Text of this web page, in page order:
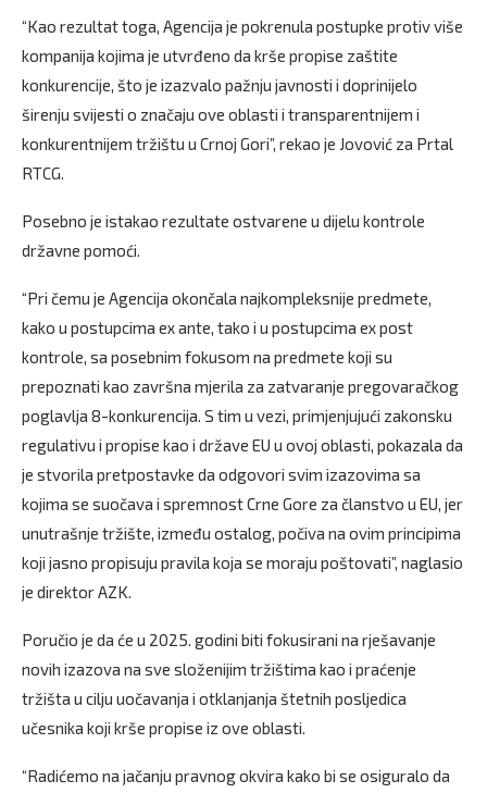
“Kao rezultat toga, Agencija je pokrenula postupke protiv više
kompanija kojima je utvrđeno da krše propise zaštite
konkurencije, što je izazvalo pažnju javnosti i doprinijelo
širenju svijesti o značaju ove oblasti i transparentnijem i
konkurentnijem tržištu u Crnoj Gori”, rekao je Jovović za Prtal
RTCG.
Posebno je istakao rezultate ostvarene u dijelu kontrole
državne pomoći.
“Pri čemu je Agencija okončala najkompleksnije predmete,
kako u postupcima ex ante, tako i u postupcima ex post
kontrole, sa posebnim fokusom na predmete koji su
prepoznati kao završna mjerila za zatvaranje pregovaračkog
poglavlja 8-konkurencija. S tim u vezi, primjenjujući zakonsku
regulativu i propise kao i države EU u ovoj oblasti, pokazala da
je stvorila pretpostavke da odgovori svim izazovima sa
kojima se suočava i spremnost Crne Gore za članstvo u EU, jer
unutrašnje tržište, između ostalog, počiva na ovim principima
koji jasno propisuju pravila koja se moraju poštovati”, naglasio
je direktor AZK.
Poručio je da će u 2025. godini biti fokusirani na rješavanje
novih izazova na sve složenijim tržištima kao i praćenje
tržišta u cilju uočavanja i otklanjanja štetnih posljedica
učesnika koji krše propise iz ove oblasti.
“Radićemo na jačanju pravnog okvira kako bi se osiguralo da